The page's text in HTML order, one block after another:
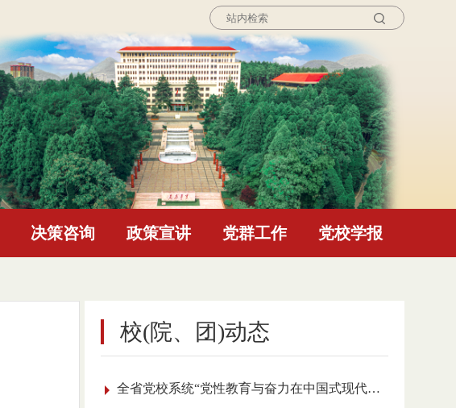
决策咨询 政策宣讲 党群工作 党校学报
校(院、团)动态
全省党校系统“党性教育与奋力在中国式现代化进程中展现贵州新风采”理论研讨会召开